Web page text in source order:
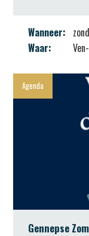
Wanneer:
Waar:
Gennepse